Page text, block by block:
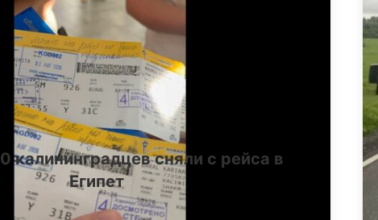
калининградцев сняли с рейса в
Египет